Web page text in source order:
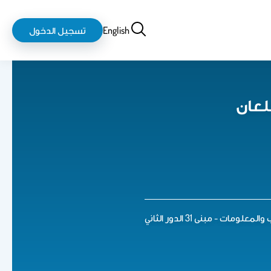
بحثEnglish
login-
logout
تسجيل الدخول
مبنى 31 الدور الثاني